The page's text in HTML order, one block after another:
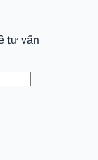
tư vấn